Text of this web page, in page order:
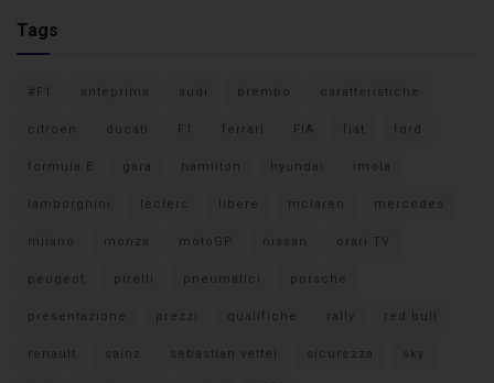
Tags
#F1 anteprima audi brembo caratteristiche
citroen ducati F1 ferrari FIA fiat ford
formula E gara hamilton hyundai imola
lamborghini leclerc libere mclaren mercedes
milano monza motoGP nissan orari TV
peugeot pirelli pneumatici porsche
presentazione prezzi qualifiche rally red bull
renault sainz sebastian vettel sicurezza sky